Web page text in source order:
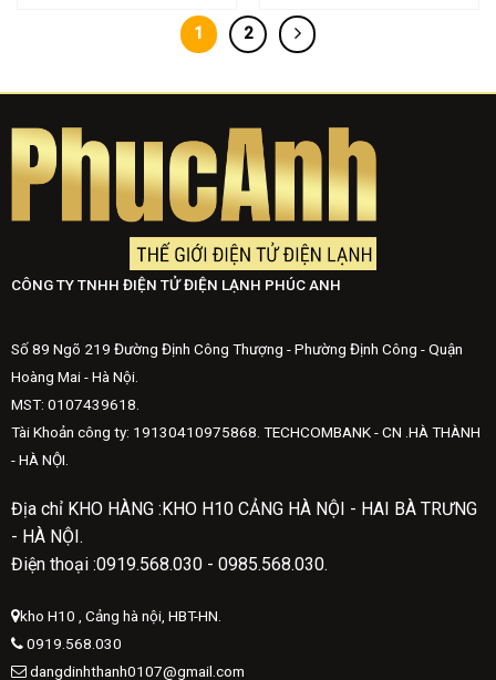
1 2
CÔNG TY TNHH ĐIỆN TỬ ĐIỆN LẠNH PHÚC ANH
Số 89 Ngõ 219 Đường Định Công Thượng - Phường Định Công - Quận
Hoàng Mai - Hà Nội.
MST: 0107439618.
Tài Khoản công ty: 19130410975868. TECHCOMBANK - CN .HÀ THÀNH
- HÀ NỘI.
Địa chỉ KHO HÀNG :KHO H10 CẢNG HÀ NỘI - HAI BÀ TRƯNG
- HÀ NỘI.
Điện thoại :0919.568.030 - 0985.568.030.
kho H10 , Cảng hà nội, HBT-HN.
0919.568.030
dangdinhthanh0107@gmail.com